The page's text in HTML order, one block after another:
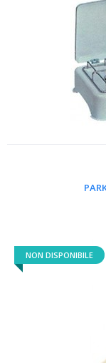
NON DISPONIBILE